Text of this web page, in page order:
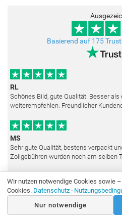
Basierend auf 175
RL
Schönes Bild, gute Qualität. Besser als
weiterempfehlen. Freundlicher Kundendienst. Haben sich sehr bemüht
MS
Sehr gute Qualität, bestens verpackt
Zollgebühren wurden noch am selben
S.A.Batista
Die Copie ist in sehr guter Qualität. Sehr zufrieden. Schnelle Lieferung.
Besten Dank.
Wir nutzen notwendige Cookies sowie
Cookies. Datenschutz ·
Nur notwendige